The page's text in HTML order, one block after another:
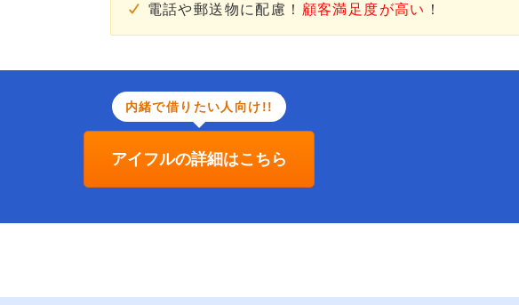
電話や郵送物に配慮！ 顧客満足度が高い ！
内緒で借りたい人向け!!
アイフルの詳細はこちら